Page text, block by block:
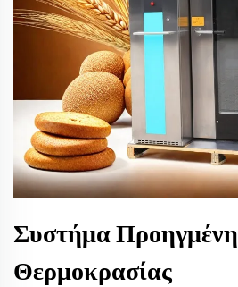
Συστήμα
Θερμοκρασίας